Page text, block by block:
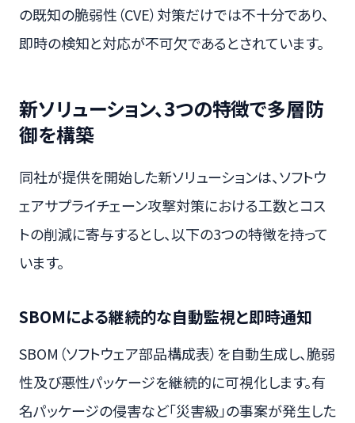
の既知の脆弱性（CVE）対策だけでは不十分であり、
即時の検知と対応が不可欠であるとされています。
新ソリューション、3つの特徴で多層防
御を構築
同社が提供を開始した新ソリューションは、ソフトウ
ェアサプライチェーン攻撃対策における工数とコス
トの削減に寄与するとし、以下の3つの特徴を持って
います。
SBOMによる継続的な自動監視と即時通知
SBOM（ソフトウェア部品構成表）を自動生成し、脆弱
性及び悪性パッケージを継続的に可視化します。有
名パッケージの侵害など「災害級」の事案が発生した